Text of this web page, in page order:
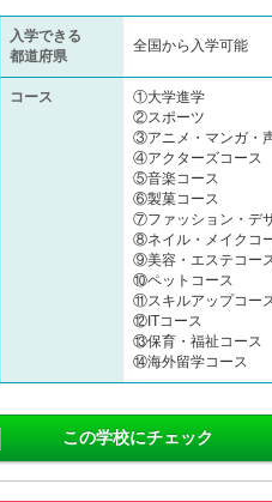
入学できる
都道府県
全国から入学可能
コース
①大学進学
②スポーツ
③アニメ・マンガ・
④アクターズコース
⑤音楽コース
⑥製菓コース
⑦ファッション・デ
⑧ネイル・メイクコ
⑨美容・エステコー
⑩ペットコース
⑪スキルアップコー
⑫ITコース
⑬保育・福祉コース
⑭海外留学コース
この学校にチェック